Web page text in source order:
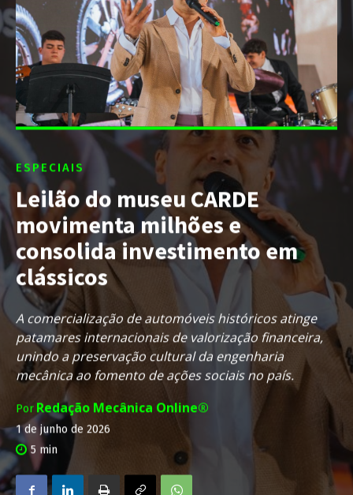
ESPECIAIS
Leilão do museu CARDE
movimenta milhões e
consolida investimento em
clássicos
A comercialização de automóveis históricos atinge
patamares internacionais de valorização financeira,
unindo a preservação cultural da engenharia
mecânica ao fomento de ações sociais no país.
Por Redação Mecânica Online®
1 de junho de 2026
5 min